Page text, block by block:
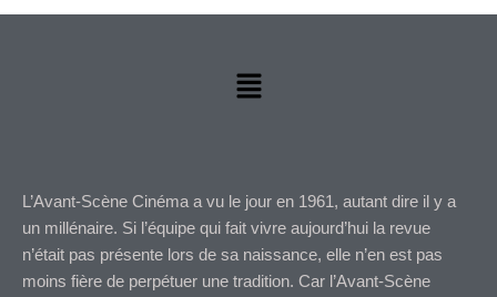
Menu
L’Avant-Scène Cinéma a vu le jour en 1961, autant dire il y a
un millénaire. Si l’équipe qui fait vivre aujourd’hui la revue
n’était pas présente lors de sa naissance, elle n’en est pas
moins fière de perpétuer une tradition. Car l’Avant-Scène